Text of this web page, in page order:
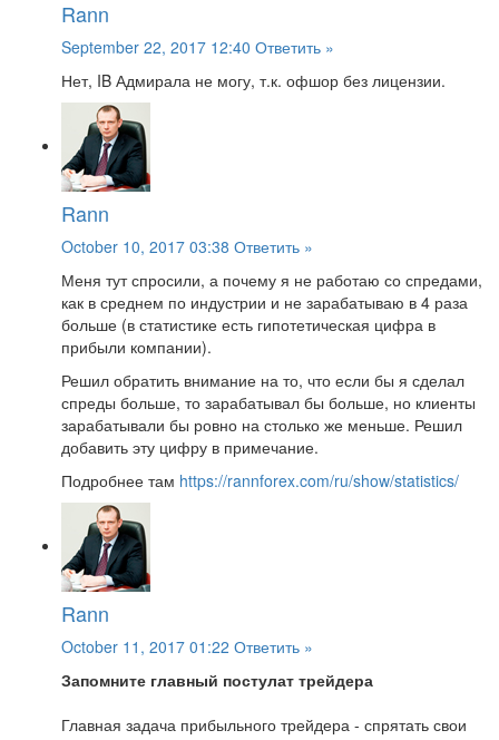
Rann
September 22, 2017 12:40 Ответить »
Нет, IB Адмирала не могу, т.к. офшор без лицензии.
Rann
October 10, 2017 03:38 Ответить »
Меня тут спросили, а почему я не работаю со спредами,
как в среднем по индустрии и не зарабатываю в 4 раза
больше (в статистике есть гипотетическая цифра в
прибыли компании).
Решил обратить внимание на то, что если бы я сделал
спреды больше, то зарабатывал бы больше, но клиенты
зарабатывали бы ровно на столько же меньше. Решил
добавить эту цифру в примечание.
Подробнее там https://rannforex.com/ru/show/statistics/
Rann
October 11, 2017 01:22 Ответить »
Запомните главный постулат трейдера
Главная задача прибыльного трейдера - спрятать свои